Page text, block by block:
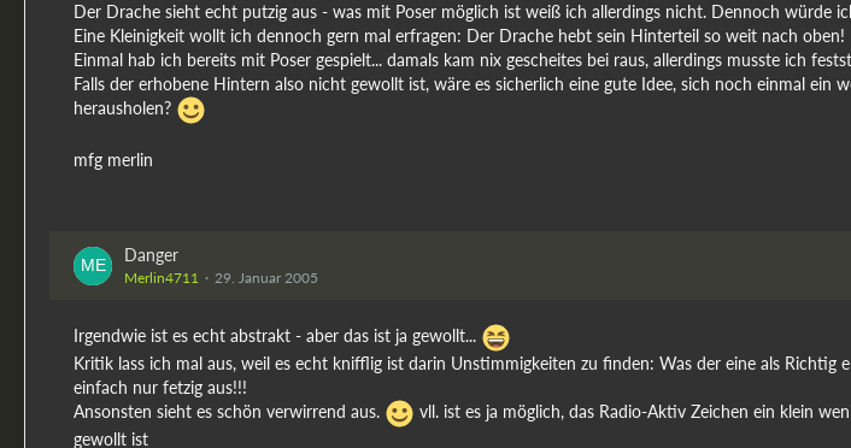
Der Drache sieht echt putzig aus - was mit Poser möglich ist weiß ich allerdings nicht. Dennoch würde
Eine Kleinigkeit wollt ich dennoch gern mal erfragen: Der Drache hebt sein Hinterteil so weit nach oben!
Einmal hab ich bereits mit Poser gespielt... damals kam nix gescheites bei raus, allerdings musste ich
Falls der erhobene Hintern also nicht gewollt ist, wäre es sicherlich eine gute Idee, sich noch einmal ein
herausholen?
mfg merlin
Danger
Merlin4711 29. Januar 2005
Irgendwie ist es echt abstrakt - aber das ist ja gewollt...
Kritik lass ich mal aus, weil es echt knifflig ist darin Unstimmigkeiten zu finden: Was der eine als
einfach nur fetzig aus!!!
Ansonsten sieht es schön verwirrend aus.
vll. ist es ja möglich, das Radio-Aktiv Zeichen ein klein
gewollt ist